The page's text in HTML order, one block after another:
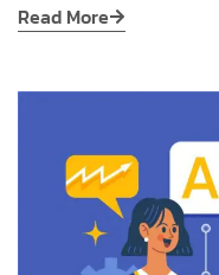
Read More